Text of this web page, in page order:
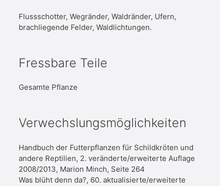
Flussschotter, Wegränder, Waldränder, Ufern,
brachliegende Felder, Waldlichtungen.
Fressbare Teile
Gesamte Pflanze
Verwechslungsmöglichkeiten
Handbuch der Futterpflanzen für Schildkröten und
andere Reptilien, 2. veränderte/erweiterte Auflage
2008/2013, Marion Minch, Seite 264
Was blüht denn da?, 60. aktualisierte/erweiterte